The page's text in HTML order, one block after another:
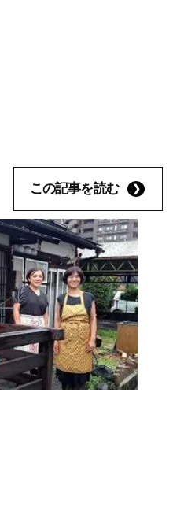
この記事を読む